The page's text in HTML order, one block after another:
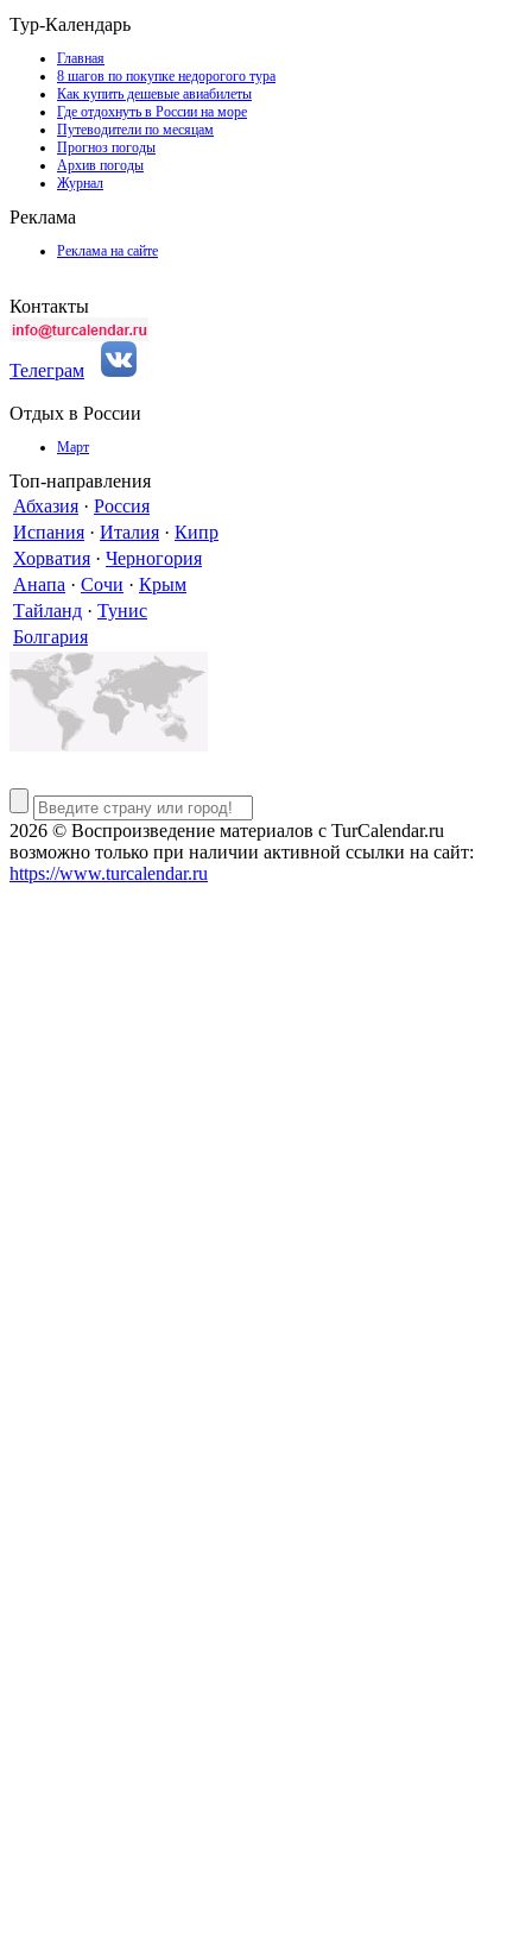
Тур-Календарь
Главная
8 шагов по покупке недорогого тура
Как купить дешевые авиабилеты
Где отдохнуть в России на море
Путеводители по месяцам
Прогноз погоды
Архив погоды
Журнал
Реклама
Реклама на сайте
Контакты
Телеграм
Отдых в России
Март
Топ-направления
Абхазия · Россия
Испания · Италия · Кипр
Хорватия · Черногория
Анапа · Сочи · Крым
Тайланд · Тунис
Болгария
2026 © Воспроизведение материалов c TurCalendar.ru
возможно только при наличии активной ссылки на сайт:
https://www.turcalendar.ru